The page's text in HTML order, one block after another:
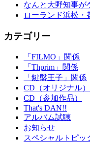
なんと大野知事が
ローランド浜松・
カテゴリー
「FILMO」関係
「Thprim」関係
「鍵盤王子」関係
CD（オリジナル）
CD（参加作品）
That's DAN!!
アルバム試聴
お知らせ
スペシャルトピッ